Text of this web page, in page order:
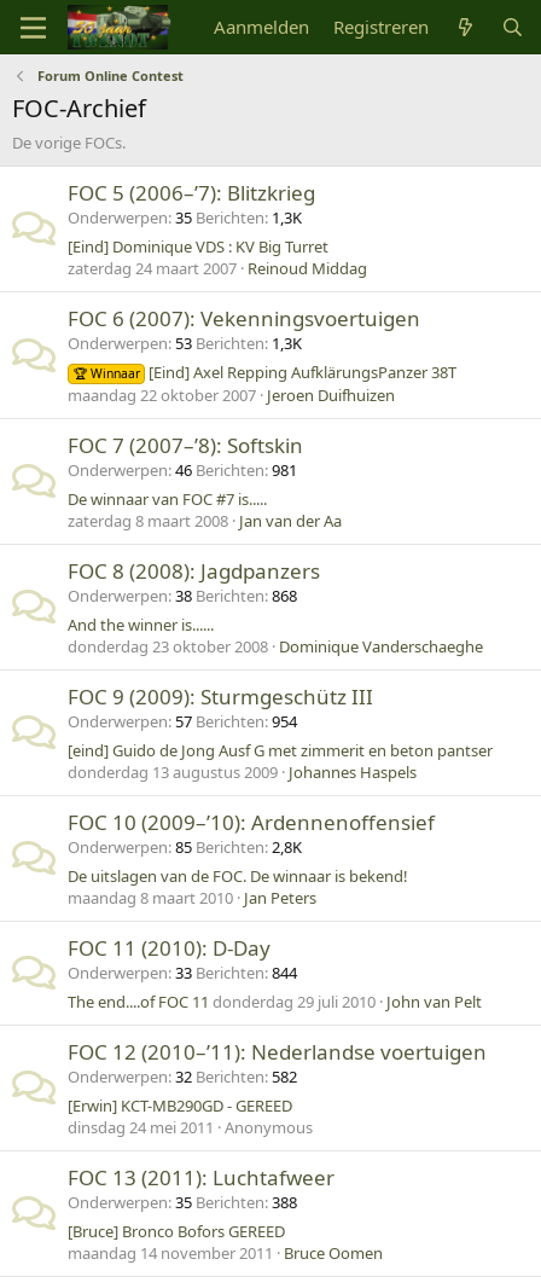
Aanmelden Registreren
Forum Online Contest
FOC-Archief
De vorige FOCs.
FOC 5 (2006–’7): Blitzkrieg
Onderwerpen 35 Berichten 1,3K
[Eind] Dominique VDS : KV Big Turret
zaterdag 24 maart 2007 Reinoud Middag
FOC 6 (2007): Vekenningsvoertuigen
Onderwerpen 53 Berichten 1,3K
🏆 Winnaar [Eind] Axel Repping AufklärungsPanzer 38T
maandag 22 oktober 2007 Jeroen Duifhuizen
FOC 7 (2007–’8): Softskin
Onderwerpen 46 Berichten 981
De winnaar van FOC #7 is.....
zaterdag 8 maart 2008 Jan van der Aa
FOC 8 (2008): Jagdpanzers
Onderwerpen 38 Berichten 868
And the winner is......
donderdag 23 oktober 2008 Dominique Vanderschaeghe
FOC 9 (2009): Sturmgeschütz III
Onderwerpen 57 Berichten 954
[eind] Guido de Jong Ausf G met zimmerit en beton pantser
donderdag 13 augustus 2009 Johannes Haspels
FOC 10 (2009–’10): Ardennenoffensief
Onderwerpen 85 Berichten 2,8K
De uitslagen van de FOC. De winnaar is bekend!
maandag 8 maart 2010 Jan Peters
FOC 11 (2010): D-Day
Onderwerpen 33 Berichten 844
The end....of FOC 11 donderdag 29 juli 2010 John van Pelt
FOC 12 (2010–’11): Nederlandse voertuigen
Onderwerpen 32 Berichten 582
[Erwin] KCT-MB290GD - GEREED
dinsdag 24 mei 2011
Anonymous
FOC 13 (2011): Luchtafweer
Onderwerpen 35 Berichten 388
[Bruce] Bronco Bofors GEREED
maandag 14 november 2011
Bruce Oomen